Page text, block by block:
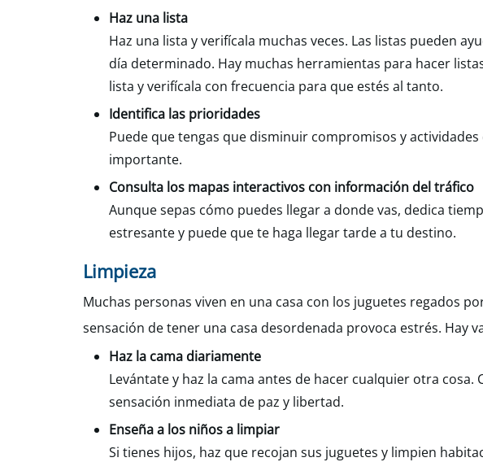
Haz una lista
Haz una lista y verifícala muchas veces. Las listas pueden
día determinado. Hay muchas herramientas para hacer
lista y verifícala con frecuencia para que estés al tanto.
Identifica las prioridades
Puede que tengas que disminuir compromisos y
importante.
Consulta los mapas interactivos con información del tráfico
Aunque sepas cómo puedes llegar a donde vas, dedica
estresante y puede que te haga llegar tarde a tu destino.
Limpieza
Muchas personas viven en una casa con los juguetes regados
sensación de tener una casa desordenada provoca estrés. Hay
Haz la cama diariamente
Levántate y haz la cama antes de hacer cualquier otra cosa.
sensación inmediata de paz y libertad.
Enseña a los niños a limpiar
Si tienes hijos, haz que recojan sus juguetes y limpien